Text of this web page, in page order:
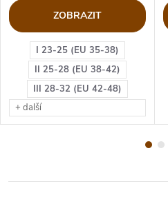
I 23-25 (EU 35-38)
II 25-28 (EU 38-42)
III 28-32 (EU 42-48)
+ další
ZOBRAZIT